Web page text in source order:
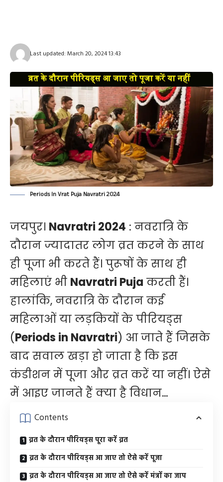
Last updated: March 20, 2024 13:43
Periods In Vrat Puja Navratri 2024
जयपुर। Navratri 2024 : नवरात्रि के
दौरान ज्यादातर लोग व्रत करने के साथ
ही पूजा भी करते हैं। पुरूषों के साथ ही
महिलाएं भी Navratri Puja करती हैं।
हालांकि, नवरात्रि के दौरान कई
महिलाओं या लड़कियों के पीरियड्स
(Periods in Navratri) आ जाते हैं जिसके
बाद सवाल खड़ा हो जाता है कि इस
कंडीशन में पूजा और व्रत करें या नहीं। ऐसे
में आइए जानते हैं क्या है विधान…
Contents
व्रत के दौरान पीरियड्स पूरा करें व्रत
व्रत के दौरान पीरियड्स आ जाए तो ऐसे करें पूजा
व्रत के दौरान पीरियड्स आ जाए तो ऐसे करें मंत्रों का जाप